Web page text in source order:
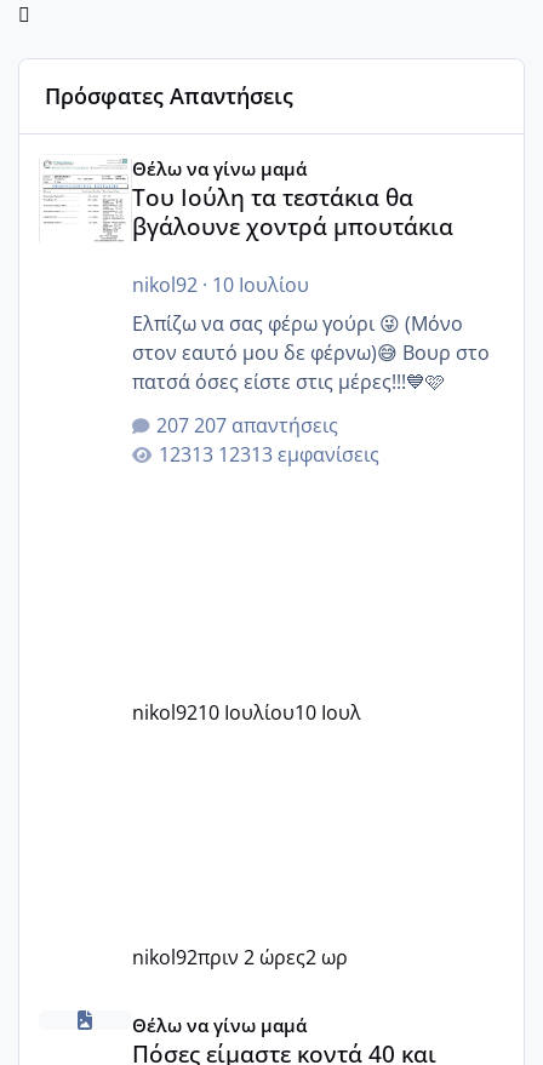
Πρόσφατες Απαντήσεις
Θέλω να γίνω μαμά
Του Ιούλη τα τεστάκια θα
βγάλουνε χοντρά μπουτάκια
nikol92· 10 Ιουλίου
Ελπίζω να σας φέρω γούρι 😜 (Μόνο
στον εαυτό μου δε φέρνω)😅 Βουρ στο
πατσά όσες είστε στις μέρες!!!💙🩷
207 απαντήσεις
12313 εμφανίσεις
nikol9210 Ιουλίου10 Ιουλ
nikol92πριν 2 ώρες2 ωρ
Πόσες είμαστε κοντά 40 και προσπαθούμε;;
Θέλω να γίνω μαμά
Πόσες είμαστε κοντά 40 και